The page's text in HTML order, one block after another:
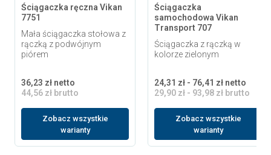
Ściągaczka ręczna Vikan
7751
Mała ściągaczka stołowa z
rączką z podwójnym
piórem
36,23 zł netto
44,56 zł brutto
Zobacz wszystkie
warianty
Ściągaczka
samochodowa Vikan
Transport 707
Ściągaczka z rączką w
kolorze zielonym
24,31 zł - 76,41 zł netto
29,90 zł - 93,98 zł brutto
Zobacz wszystkie
warianty